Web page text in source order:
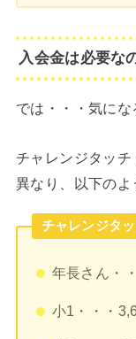
入会金は必要な
では・・・気にな
チャレンジタッチ
異なり、以下のよ
チャレンジタ
年長さん・
小1・・・